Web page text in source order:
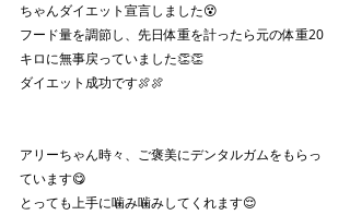
ちゃんダイエット宣言しました😵
フード量を調節し、先日体重を計ったら元の体重20
キロに無事戻っていました👏👏
ダイエット成功です🍖🍖
アリーちゃん時々、ご褒美にデンタルガムをもらっ
ています😋
とっても上手に噛み噛みしてくれます😌